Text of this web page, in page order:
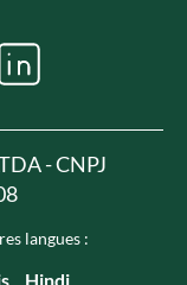
- CNPJ
langues :
Hindi